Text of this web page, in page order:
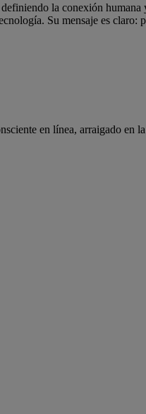
la conexión humana
Su mensaje es claro:
en línea, arraigado en